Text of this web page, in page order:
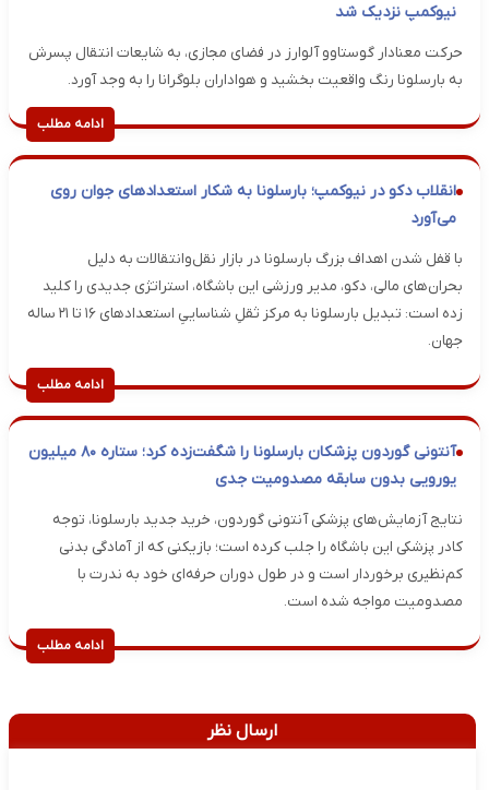
نیوکمپ نزدیک شد
حرکت معنادار گوستاوو آلوارز در فضای مجازی، به شایعات انتقال پسرش
به بارسلونا رنگ واقعیت بخشید و هواداران بلوگرانا را به وجد آورد.
ادامه مطلب
انقلاب دکو در نیوکمپ؛ بارسلونا به شکار استعدادهای جوان روی
می‌آورد
با قفل شدن اهداف بزرگ بارسلونا در بازار نقل‌وانتقالات به دلیل
بحران‌های مالی، دکو، مدیر ورزشی این باشگاه، استراتژی جدیدی را کلید
زده است: تبدیل بارسلونا به مرکز ثقلِ شناساییِ استعدادهای ۱۶ تا ۲۱ ساله
جهان.
ادامه مطلب
آنتونی گوردون پزشکان بارسلونا را شگفت‌زده کرد؛ ستاره ۸۰ میلیون
یورویی بدون سابقه مصدومیت جدی
نتایج آزمایش‌های پزشکی آنتونی گوردون، خرید جدید بارسلونا، توجه
کادر پزشکی این باشگاه را جلب کرده است؛ بازیکنی که از آمادگی بدنی
کم‌نظیری برخوردار است و در طول دوران حرفه‌ای خود به ندرت با
مصدومیت مواجه شده است.
ادامه مطلب
ارسال نظر